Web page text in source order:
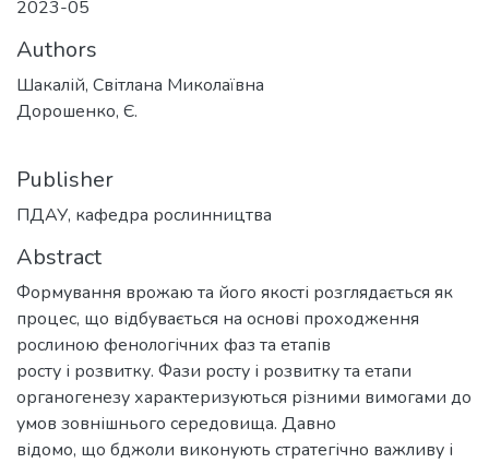
2023-05
Authors
Шакалій, Світлана Миколаївна
Дорошенко, Є.
Publisher
ПДАУ, кафедра рослинництва
Abstract
Формування врожаю та його якості розглядається як
процес, що відбувається на основі проходження
рослиною фенологічних фаз та етапів
росту і розвитку. Фази росту і розвитку та етапи
органогенезу характеризуються різними вимогами до
умов зовнішнього середовища. Давно
відомо, що бджоли виконують стратегічно важливу і